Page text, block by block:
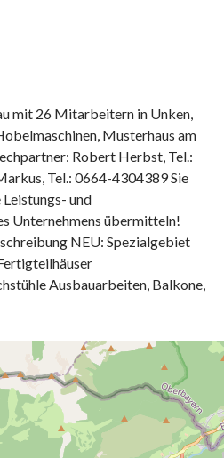
mit 26 Mitarbeitern in Unken,
Musterhaus am
Robert Herbst, Tel.:
Tel.: 0664-4304389 Sie
Leistungs- und
Unternehmens übermitteln!
NEU: Spezialgebiet
Ausbauarbeiten, Balkone,